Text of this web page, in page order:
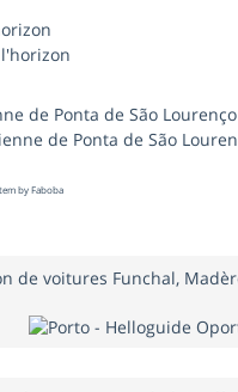
de Ponta de São Lourenço
by Faboba